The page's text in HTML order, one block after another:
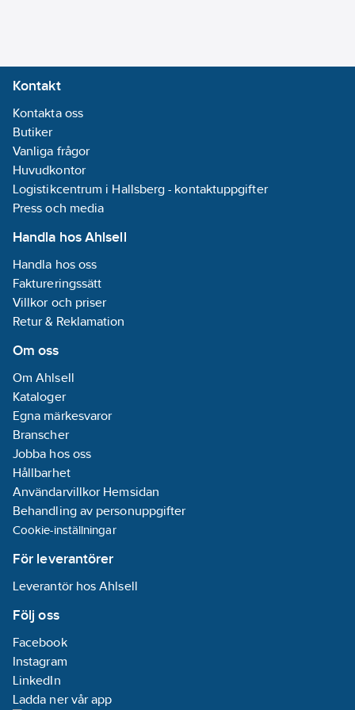
Kontakt
Kontakta oss
Butiker
Vanliga frågor
Huvudkontor
Logistikcentrum i Hallsberg - kontaktuppgifter
Press och media
Handla hos Ahlsell
Handla hos oss
Faktureringssätt
Villkor och priser
Retur & Reklamation
Om oss
Om Ahlsell
Kataloger
Egna märkesvaror
Branscher
Jobba hos oss
Hållbarhet
Användarvillkor Hemsidan
Behandling av personuppgifter
Cookie-inställningar
För leverantörer
Leverantör hos Ahlsell
Följ oss
Facebook
Instagram
LinkedIn
Ladda ner vår app